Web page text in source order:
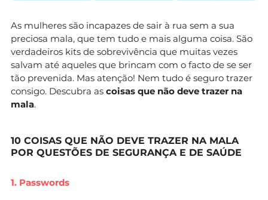
As mulheres são incapazes de sair à rua sem a sua
preciosa mala, que tem tudo e mais alguma coisa. São
verdadeiros kits de sobrevivência que muitas vezes
salvam até aqueles que brincam com o facto de se ser
tão prevenida. Mas atenção! Nem tudo é seguro trazer
consigo. Descubra as coisas que não deve trazer na
mala.
10 COISAS QUE NÃO DEVE TRAZER NA MALA
POR QUESTÕES DE SEGURANÇA E DE SAÚDE
1. Passwords